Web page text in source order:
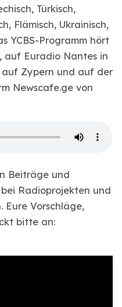
Türkisch,
Flämisch, Ukrainisch,
YCBS-Programm hört
auf Euradio Nantes in
auf Zypern und auf der
Newscafe.ge von
Beiträge und
Radioprojekten und
Eure Vorschläge,
bitte an: